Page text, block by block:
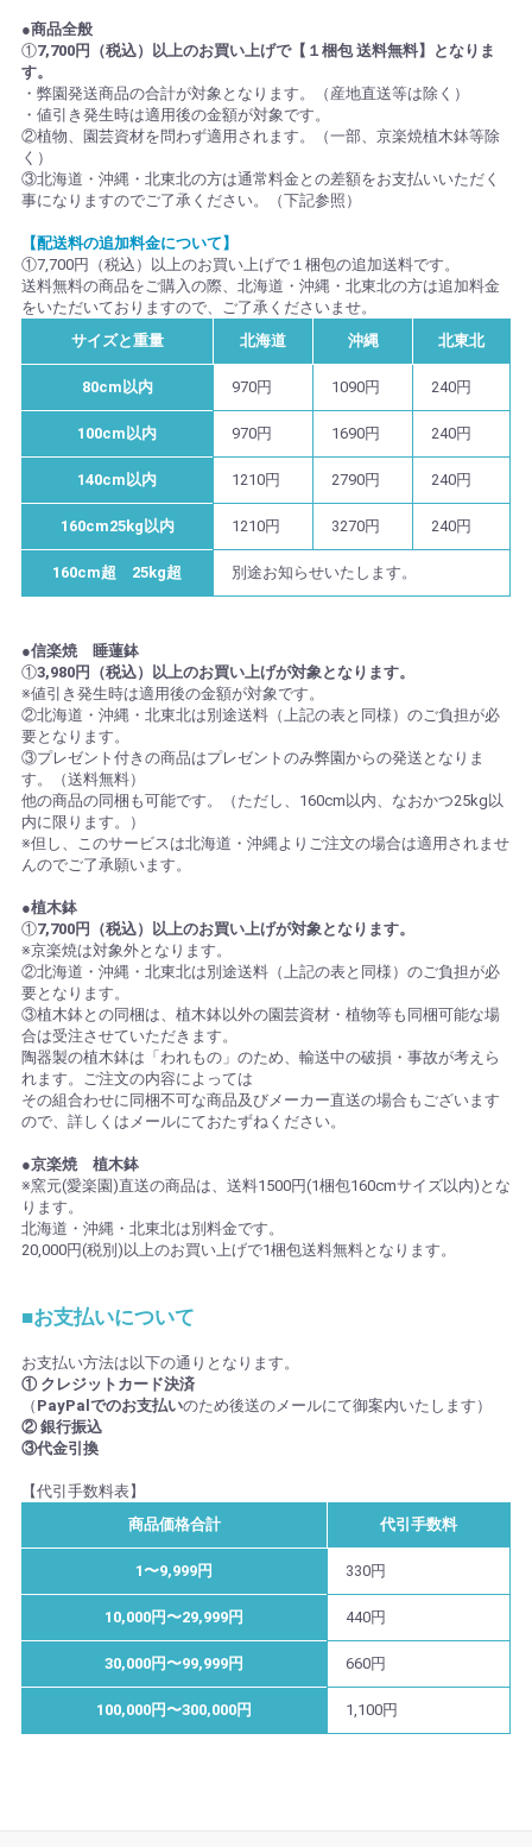
●商品全般
①7,700円（税込）以上のお買い上げで【１梱包 送料無料】となりま
す。
・弊園発送商品の合計が対象となります。（産地直送等は除く）
・値引き発生時は適用後の金額が対象です。
②植物、園芸資材を問わず適用されます。（一部、京楽焼植木鉢等除
く）
③北海道・沖縄・北東北の方は通常料金との差額をお支払いいただく
事になりますのでご了承ください。（下記参照）
【配送料の追加料金について】
①7,700円（税込）以上のお買い上げで１梱包の追加送料です。
送料無料の商品をご購入の際、北海道・沖縄・北東北の方は追加料金
をいただいておりますので、ご了承くださいませ。
サイズと重量
北海道 沖縄 北東北
80cm以内 970円 1090円 240円
100cm以内 970円 1690円 240円
140cm以内 1210円 2790円 240円
160cm25kg以内 1210円 3270円 240円
160cm超 25kg超 別途お知らせいたします。
●信楽焼 睡蓮鉢
①3,980円（税込）以上のお買い上げが対象となります。
※値引き発生時は適用後の金額が対象です。
②北海道・沖縄・北東北は別途送料（上記の表と同様）のご負担が必
要となります。
③プレゼント付きの商品はプレゼントのみ弊園からの発送となりま
す。（送料無料）
他の商品の同梱も可能です。（ただし、160cm以内、なおかつ25kg以
内に限ります。）
※但し、このサービスは北海道・沖縄よりご注文の場合は適用されませ
んのでご了承願います。
●植木鉢
①7,700円（税込）以上のお買い上げが対象となります。
※京楽焼は対象外となります。
②北海道・沖縄・北東北は別途送料（上記の表と同様）のご負担が必
要となります。
③植木鉢との同梱は、植木鉢以外の園芸資材・植物等も同梱可能な場
合は受注させていただきます。
陶器製の植木鉢は「われもの」のため、輸送中の破損・事故が考えら
れます。ご注文の内容によっては
その組合わせに同梱不可な商品及びメーカー直送の場合もございます
ので、詳しくはメールにておたずねください。
●京楽焼 植木鉢
※窯元(愛楽園)直送の商品は、送料1500円(1梱包160cmサイズ以内)とな
ります。
北海道・沖縄・北東北は別料金です。
20,000円(税別)以上のお買い上げで1梱包送料無料となります。
■お支払いについて
お支払い方法は以下の通りとなります。
① クレジットカード決済
（ PayPalでのお支払いのため後送のメールにて御案内いたします）
② 銀行振込
③代金引換
【代引手数料表】
商品価格合計
代引手数料
1〜9,999円 330円
10,000円〜29,999円 440円
30,000円〜99,999円 660円
100,000円〜300,000円 1,100円